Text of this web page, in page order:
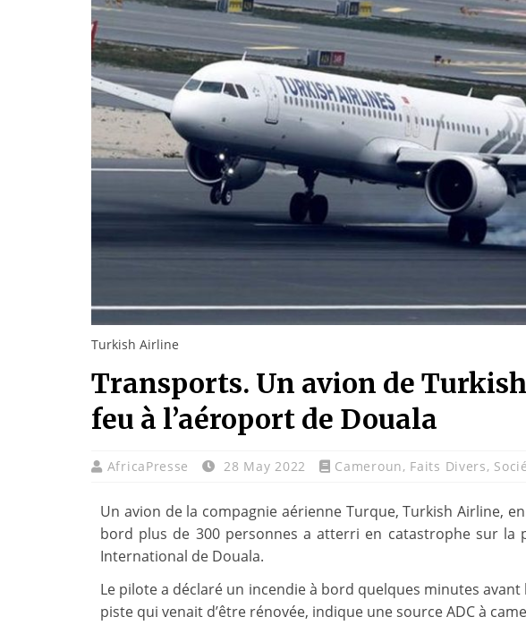
Turkish Airline
Transports. Un avion de
feu à l’aéroport de Douala
AfricaPresse 28 May 2022 Cameroun, Faits Divers,
Un avion de la compagnie aérienne Turque, Turkish Airline,
bord plus de 300 personnes a atterri en catastrophe sur la
International de Douala.
Le pilote a déclaré un incendie à bord quelques minutes
piste qui venait d’être rénovée, indique une source ADC à